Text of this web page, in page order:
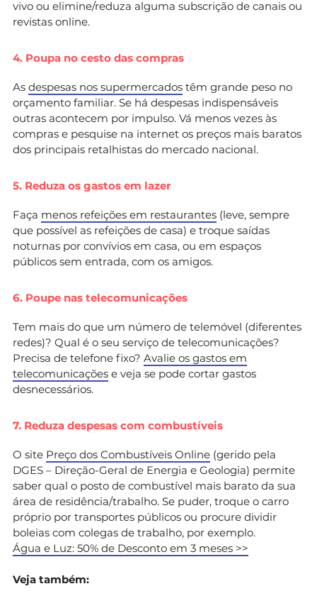
vivo ou elimine/reduza alguma subscrição de canais ou
revistas online.
4. Poupa no cesto das compras
As despesas nos supermercados têm grande peso no
orçamento familiar. Se há despesas indispensáveis
outras acontecem por impulso. Vá menos vezes às
compras e pesquise na internet os preços mais baratos
dos principais retalhistas do mercado nacional.
5. Reduza os gastos em lazer
Faça menos refeições em restaurantes (leve, sempre
que possível as refeições de casa) e troque saídas
noturnas por convívios em casa, ou em espaços
públicos sem entrada, com os amigos.
6. Poupe nas telecomunicações
Tem mais do que um número de telemóvel (diferentes
redes)? Qual é o seu serviço de telecomunicações?
Precisa de telefone fixo? Avalie os gastos em
telecomunicações e veja se pode cortar gastos
desnecessários.
7. Reduza despesas com combustíveis
O site Preço dos Combustíveis Online (gerido pela
DGES – Direção-Geral de Energia e Geologia) permite
saber qual o posto de combustível mais barato da sua
área de residência/trabalho. Se puder, troque o carro
próprio por transportes públicos ou procure dividir
boleias com colegas de trabalho, por exemplo.
Água e Luz: 50% de Desconto em 3 meses >>
Veja também: